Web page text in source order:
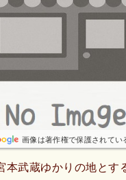
画像は著作権で保護されてい
本武蔵ゆかりの地とす